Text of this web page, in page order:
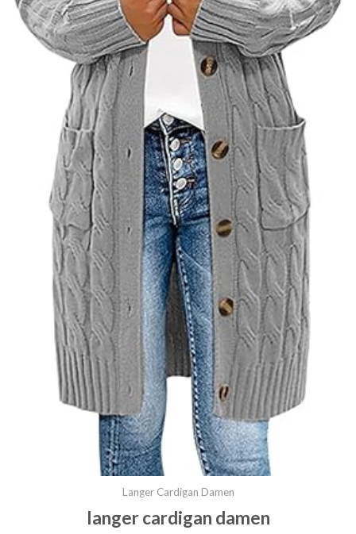
Langer Cardigan Damen
langer cardigan damen